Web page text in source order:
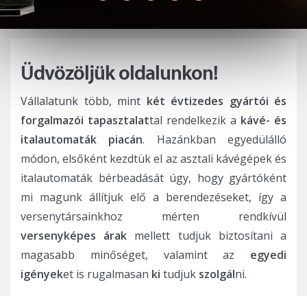
Üdvözöljük oldalunkon!
Vállalatunk több, mint két évtizedes gyártói és
forgalmazói tapasztalattal rendelkezik a kávé- és
italautomaták piacán. Hazánkban egyedülálló
módon, elsőként kezdtük el az asztali kávégépek és
italautomaták bérbeadását úgy, hogy gyártóként
mi magunk állítjuk elő a berendezéseket, így a
versenytársainkhoz mérten rendkívül
versenyképes árak mellett tudjuk biztosítani a
magasabb minőséget, valamint az egyedi
igényeket is rugalmasan ki tudjuk szolgálni.